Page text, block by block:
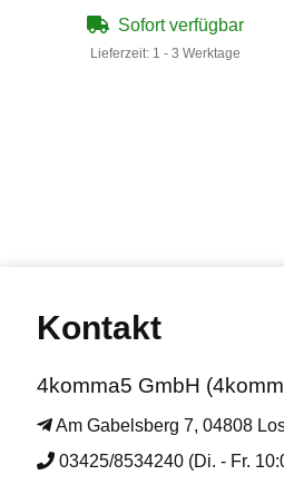
Sofort verfügbar
Lieferzeit: 1 - 3 Werktage
Kontakt
4komma5 GmbH
Am Gabelsberg 7, 04808
03425/8534240 (Di. - Fr.